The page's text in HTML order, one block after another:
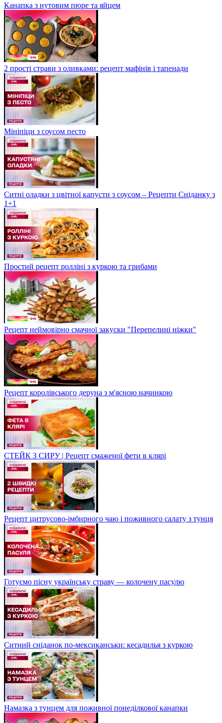
Канапка з нутовим пюре та яйцем
2 прості страви з оливками: рецепт мафінів і тапенади
Мініпіци з соусом песто
Ситні оладки з цвітної капусти з соусом – Рецепти Сніданку з
1+1
Простий рецепт ролліні з куркою та грибами
Рецепт неймовірно смачної закуски "Перепелині ніжки"
Рецепт королівського деруна з м'ясною начинкою
СТЕЙК З СИРУ | Рецепт смаженої фети в клярі
Рецепт цитрусово-імбирного чаю і поживного салату з тунця
Готуємо пісну українську страву — колочену пасулю
Ситний сніданок по-мексиканськи: кесадилья з куркою
Намазка з тунцем для поживної понеділкової канапки